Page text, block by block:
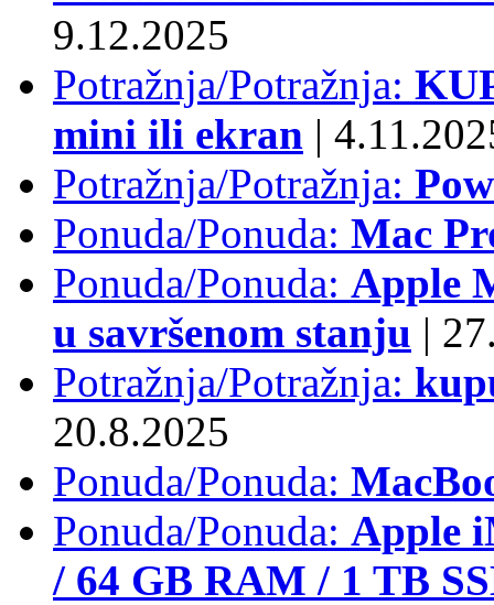
9.12.2025
Potražnja/Potražnja:
mini ili ekran |
Potražnja/Potražnja:
Ponuda/Ponuda: Mac
Ponuda/Ponuda: Apple
u savršenom stanju |
Potražnja/Potražnja:
20.8.2025
Ponuda/Ponuda:
Ponuda/Ponuda: Apple
/ 64 GB RAM / 1 TB